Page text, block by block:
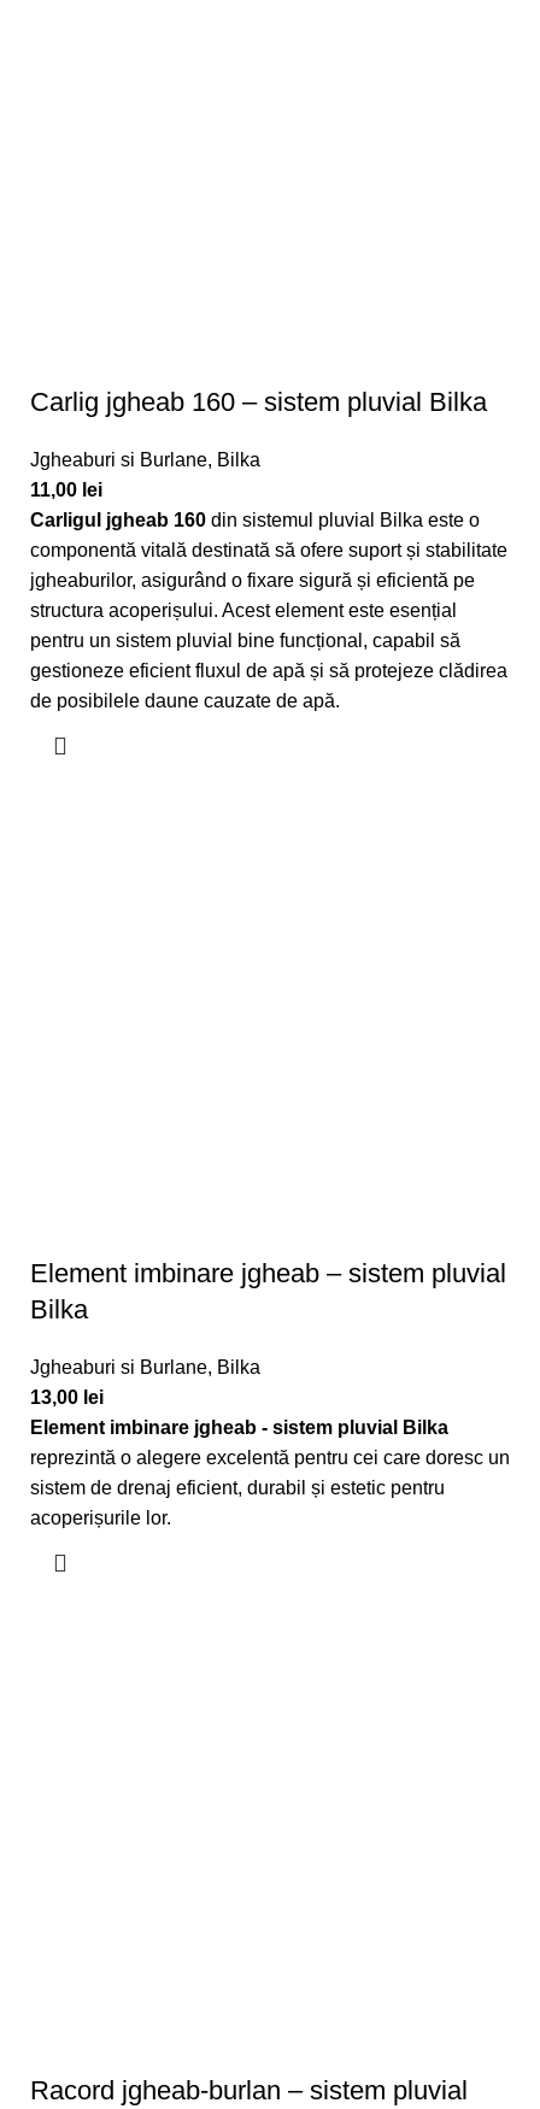
Carlig jgheab 160 – sistem pluvial Bilka
Jgheaburi si Burlane, Bilka
11,00 lei
Carligul jgheab 160 din sistemul pluvial Bilka este o
componentă vitală destinată să ofere suport și stabilitate
jgheaburilor, asigurând o fixare sigură și eficientă pe
structura acoperișului. Acest element este esențial
pentru un sistem pluvial bine funcțional, capabil să
gestioneze eficient fluxul de apă și să protejeze clădirea
de posibilele daune cauzate de apă.
Element imbinare jgheab – sistem pluvial
Bilka
Jgheaburi si Burlane, Bilka
13,00 lei
Element imbinare jgheab - sistem pluvial Bilka
reprezintă o alegere excelentă pentru cei care doresc un
sistem de drenaj eficient, durabil și estetic pentru
acoperișurile lor.
Racord jgheab-burlan – sistem pluvial